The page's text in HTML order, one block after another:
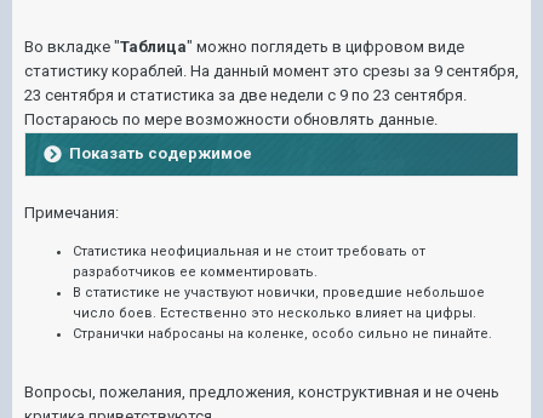
Во вкладке "Таблица" можно поглядеть в цифровом виде
статистику кораблей. На данный момент это срезы за 9 сентября,
23 сентября и статистика за две недели с 9 по 23 сентября.
Постараюсь по мере возможности обновлять данные.
Показать содержимое
Примечания:
Статистика неофициальная и не стоит требовать от
разработчиков ее комментировать.
В статистике не участвуют новички, проведшие небольшое
число боев. Естественно это несколько влияет на цифры.
Странички набросаны на коленке, особо сильно не пинайте.
Вопросы, пожелания, предложения, конструктивная и не очень